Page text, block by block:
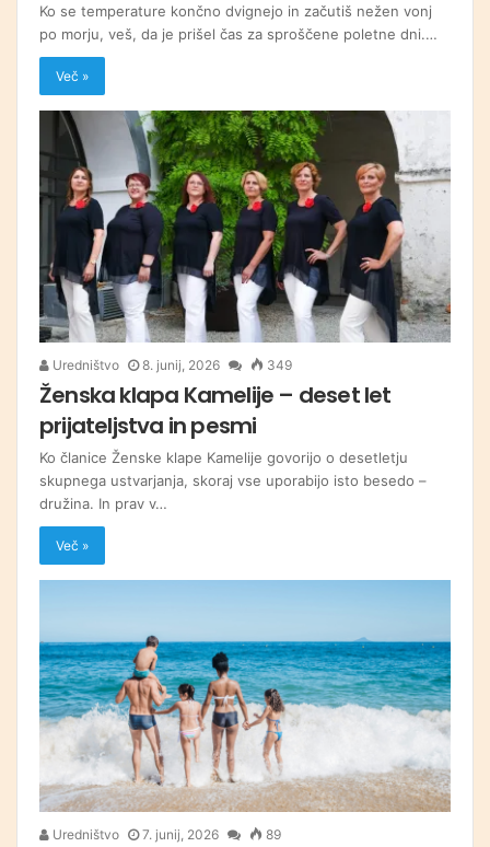
Ko se temperature končno dvignejo in začutiš nežen vonj
po morju, veš, da je prišel čas za sproščene poletne dni.…
Več »
Uredništvo 8. junij, 2026 349
Ženska klapa Kamelije – deset let
prijateljstva in pesmi
Ko članice Ženske klape Kamelije govorijo o desetletju
skupnega ustvarjanja, skoraj vse uporabijo isto besedo –
družina. In prav v…
Več »
Uredništvo 7. junij, 2026 89